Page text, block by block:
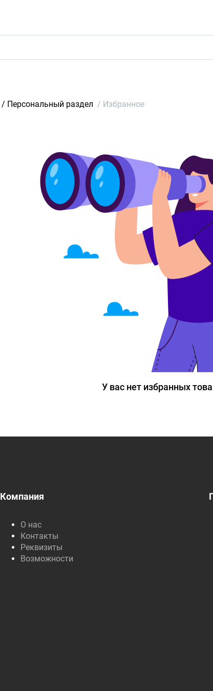
/ Персональный раздел / Избранное
У вас нет избранных
Компания
О нас
Контакты
Реквизиты
Возможности